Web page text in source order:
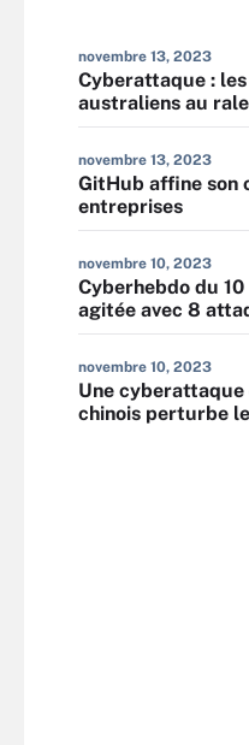
novembre 13, 2023
Cyberattaque :
australiens au
novembre 13, 2023
GitHub affine son
entreprises
novembre 10, 2023
Cyberhebdo du
agitée avec 8
novembre 10, 2023
Une
chinois perturbe